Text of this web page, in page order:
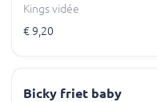
Kings vidée
€ 9,20
Bicky friet baby